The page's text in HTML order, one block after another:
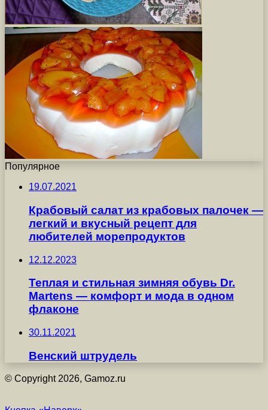
Популярное
19.07.2021
Крабовый салат из крабовых палочек —
легкий и вкусный рецепт для
любителей морепродуктов
12.12.2023
Теплая и стильная зимняя обувь Dr.
Martens — комфорт и мода в одном
флаконе
30.11.2021
Венский штрудель
© Copyright 2026, Gamoz.ru